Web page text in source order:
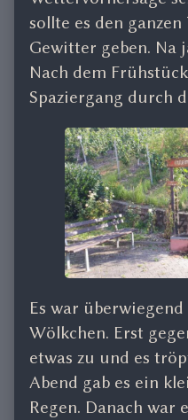
sollte es den
Gewitter geben. Na
Nach dem
Spaziergang durch
Es war
Wölkchen. Erst
etwas zu und es
Abend gab es ein
Regen. Danach war